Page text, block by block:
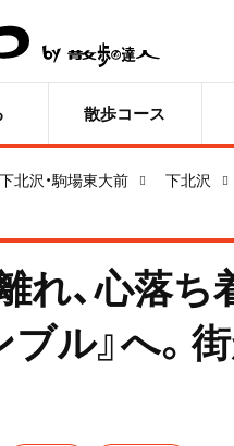
散歩コース
下北沢・駒場東大前 下北沢
れ、心落
ブル』へ